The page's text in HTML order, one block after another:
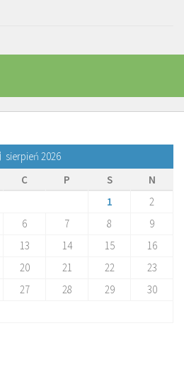
sierpień 2026
C P S
N
1
2
6 7 8
9
13 14 15
16
20 21 22
23
27 28 29
30